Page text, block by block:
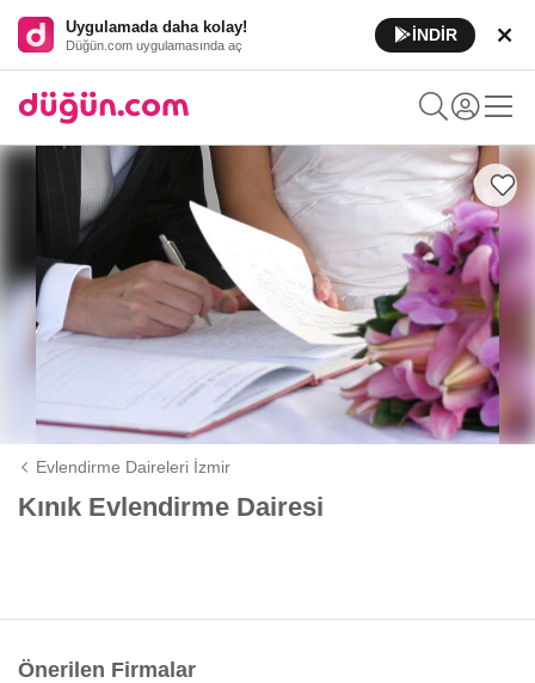
Uygulamada daha kolay!
Düğün.com uygulamasında aç
İNDİR
Evlendirme Daireleri İzmir
Kınık Evlendirme Dairesi
Önerilen Firmalar